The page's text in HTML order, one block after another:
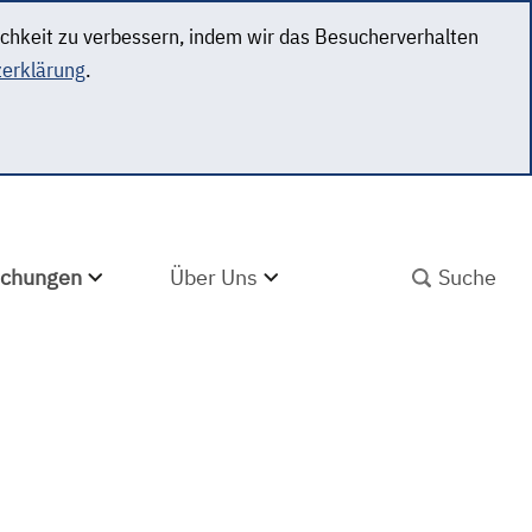
zu verbessern, indem wir das Besucherverhalten
.
Über Uns